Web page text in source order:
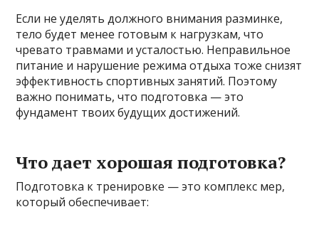
Если не уделять должного внимания разминке,
тело будет менее готовым к нагрузкам, что
чревато травмами и усталостью. Неправильное
питание и нарушение режима отдыха тоже снизят
эффективность спортивных занятий. Поэтому
важно понимать, что подготовка — это
фундамент твоих будущих достижений.
Что дает хорошая подготовка?
Подготовка к тренировке — это комплекс мер,
который обеспечивает: